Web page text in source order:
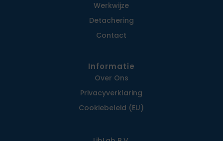
Werkwijze
Detachering
Contact
Informatie
Over Ons
Privacy­verklaring
Cookiebeleid (EU)